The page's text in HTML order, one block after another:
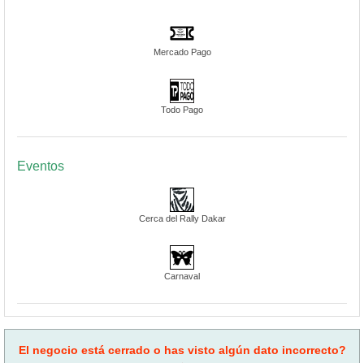
Mercado Pago
Todo Pago
Eventos
Cerca del Rally Dakar
Carnaval
El negocio está cerrado o has visto algún dato incorrecto?